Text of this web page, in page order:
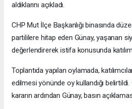
aldıklarını açıkladı.
CHP Mut İlçe Başkanlığı binasında
partililere hitap eden Günay, yaşanan
değerlendirerek istifa konusunda
Toplantıda yapılan oylamada,
edilmesi yönünde oy kullandığı belirtildi.
kararın ardından Günay, basın